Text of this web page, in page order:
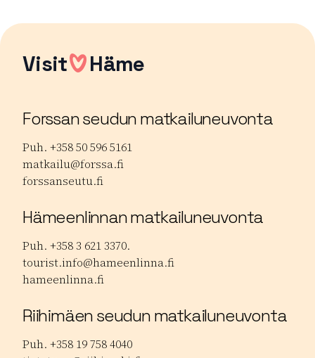
Visit Häme
Forssan seudun matkailuneuvonta
Puh. +358 50 596 5161
matkailu@forssa.fi
forssanseutu.fi
Hämeenlinnan matkailuneuvonta
Puh. +358 3 621 3370.
tourist.info@hameenlinna.fi
hameenlinna.fi
Riihimäen seudun matkailuneuvonta
Puh. +358 19 758 4040